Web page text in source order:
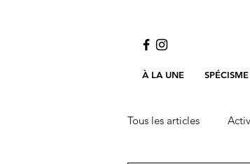
À LA UNE SPÉCISME
Tous les articles